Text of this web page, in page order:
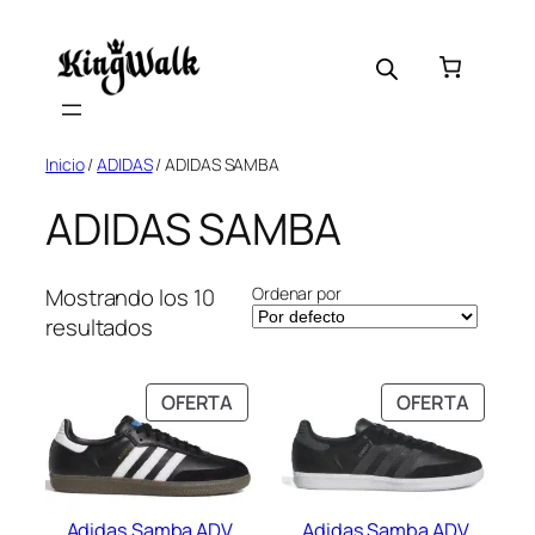
contenido
Inicio/ADIDAS/ ADIDAS SAMBA
ADIDAS SAMBA
Mostrando los 10
resultados
Ordenar por
OFERTA
EN
OFERTA
OFERTA
EN